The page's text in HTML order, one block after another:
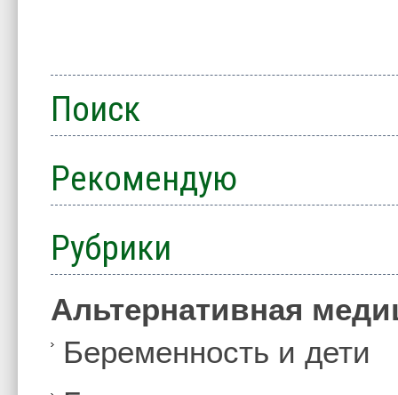
Поиск
Рекомендую
Рубрики
Альтернативная
Беременность и дети